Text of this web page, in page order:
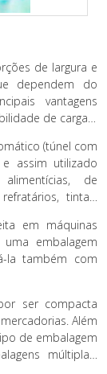
de largura e
dependem do
vantagens
de carga e
(túnel com
e assim utilizado
de
tintas,
em máquinas
embalagem
la também com
ser compacta
Além
de embalagem
múltiplas,